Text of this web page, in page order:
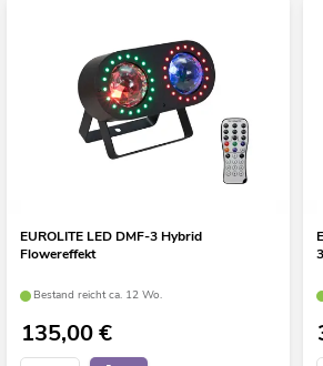
EUROLITE LED DMF-3 Hybrid
Flowereffekt
Bestand reicht ca. 12 Wo.
135,00€